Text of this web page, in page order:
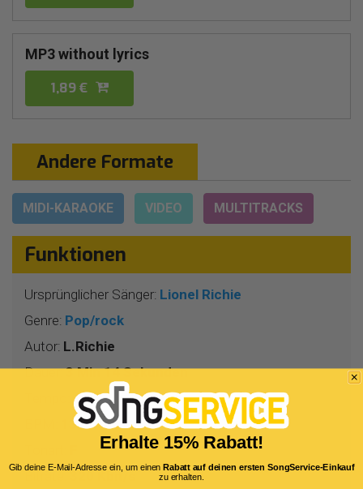
MP3 without lyrics
1,89 €
Andere Formate
MIDI-KARAOKE VIDEO MULTITRACKS
Funktionen
Ursprünglicher Sänger: Lionel Richie
Genre: Pop/rock
Autor: L.Richie
Dauer:3 Min 14 Sekunden
4/4
131
Bitrate: 320 Kbit/s
Erhalte 15% Rabatt!
Gib deine E-Mail-Adresse ein, um einenRabatt auf deinen ersten SongService-Einkauf
zu erhalten.